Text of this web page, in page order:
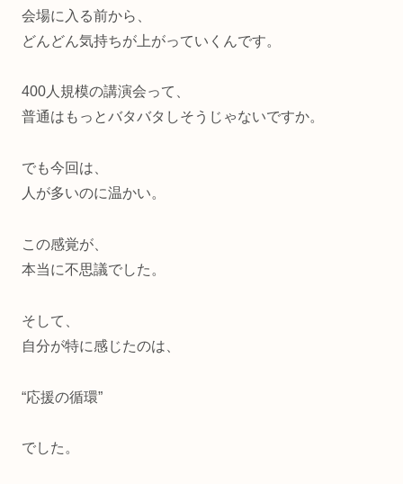
会場に入る前から、
どんどん気持ちが上がっていくんです。
400人規模の講演会って、
普通はもっとバタバタしそうじゃないですか。
でも今回は、
人が多いのに温かい。
この感覚が、
本当に不思議でした。
そして、
自分が特に感じたのは、
“応援の循環”
でした。